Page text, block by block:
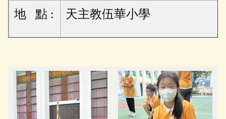
地 點 : 天主教伍華小學